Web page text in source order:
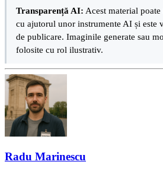
Transparență AI: Acest material
cu ajutorul unor instrumente AI și este
de publicare. Imaginile generate sau
folosite cu rol ilustrativ.
Radu Marinescu